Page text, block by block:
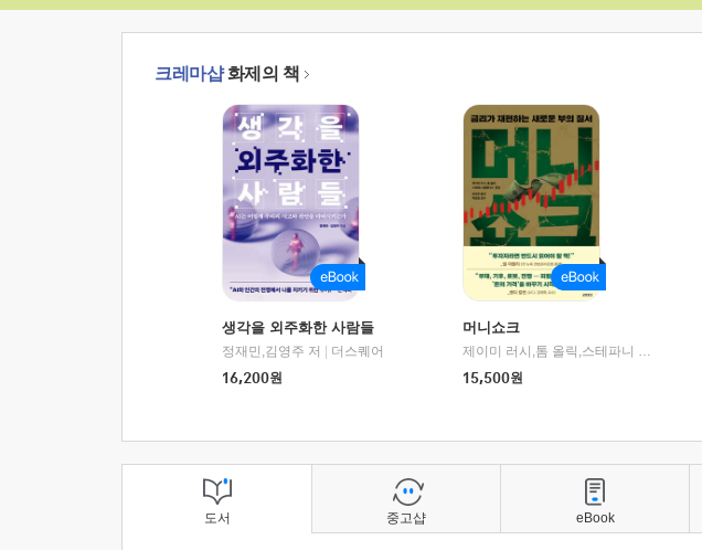
크레마샵화제의 책
생각을 외주화한 사람들
정재민,김영주 저
더스퀘어
16,200원
머니쇼크
제이미 러시,톰 올릭,스테파니 플랜더스 편저/임경은 역/박정호 감수
15,500원
도서 중고샵 eBook